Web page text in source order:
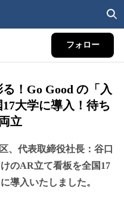
フォロー
！Go Good の「入
大学に導入！待ち
立
、代表取締役社長：谷口
のAR立て看板を全国17
導入いたしました。